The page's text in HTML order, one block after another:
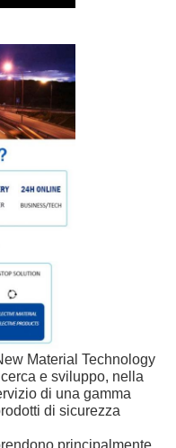
Material Technology
e sviluppo, nella
di una gamma
di sicurezza
principalmente